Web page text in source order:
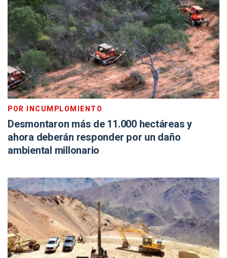
POR INCUMPLOMIENTO
Desmontaron más de 11.000 hectáreas y
ahora deberán responder por un daño
ambiental millonario